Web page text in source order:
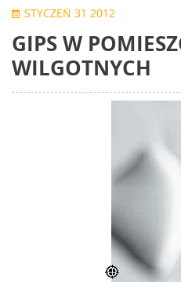
STYCZEŃ 31 2012
GIPS W
WILGOTNYCH